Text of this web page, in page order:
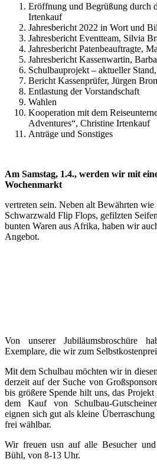
Eröffnung und Begrüßung durch
Irtenkauf
Jahresbericht 2022 in Wort und
Jahresbericht Eventteam, Silvia
Jahresbericht Patenbeauftragte,
Jahresbericht Kassenwartin,
Schulbauprojekt – aktueller
Bericht Kassenprüfer, Jürgen
Entlastung der Vorstandschaft
Wahlen
Kooperation mit dem
Adventures“, Christine Irtenkauf
Anträge und Sonstiges
Am Samstag, 1.4., werden wir mit
Wochenmarkt
vertreten sein. Neben alt Bewährten
Schwarzwald Flip Flops, gefilzten
bunten Waren aus Afrika, haben wir
Angebot.
Von unserer Jubiläumsbroschüre
Exemplare, die wir zum
Mit dem Schulbau möchten wir in
derzeit auf der Suche von
bis größere Spende hilt uns, das
dem Kauf von Schulbau-
eignen sich gut als kleine
frei wählbar.
Wir freuen usn auf alle Besucher
Bühl, von 8-13 Uhr.